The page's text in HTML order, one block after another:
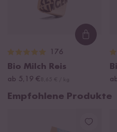
176
Bio Milch Reis
ab 5,19 €
Empfohlene Produkte